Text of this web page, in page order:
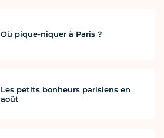
Où pique-niquer à Paris ?
Les petits bonheurs parisiens en
août